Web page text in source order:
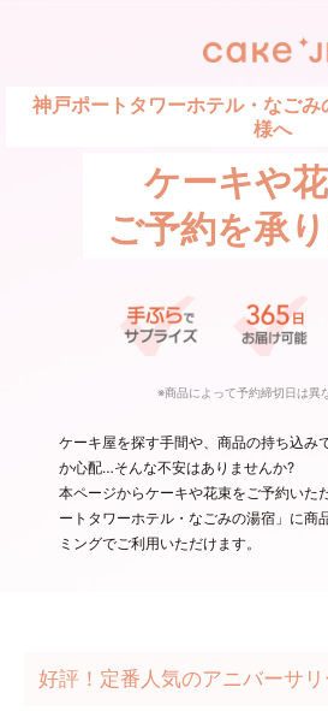
神戸ポートタワーホテル・なご
様へ
ケーキや
ご予約を承り
※商品によって予約締切日は異
ケーキ屋を探す手間や、商品の持ち込み
か心配…そんな不安はありませんか?
本ページからケーキや花束をご予約いた
ートタワーホテル・なごみの湯宿」に商
ミングでご利用いただけます。
好評！定番人気のアニバーサ